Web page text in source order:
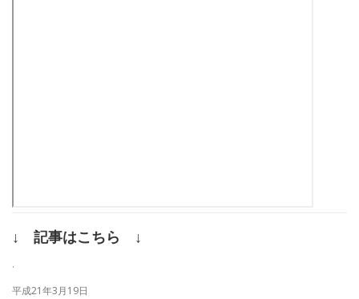
↓ 記事はこちら ↓
.
平成21年3月19日